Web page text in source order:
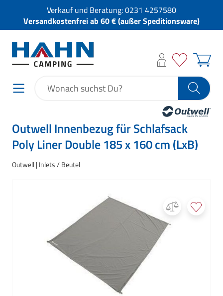
Verkauf und Beratung:0231 4257580
Versandkostenfrei ab 60 € (außer Speditionsware)
Outwell Innenbezug für Schlafsack
Poly Liner Double 185 x 160 cm (LxB)
Outwell Inlets / Beutel